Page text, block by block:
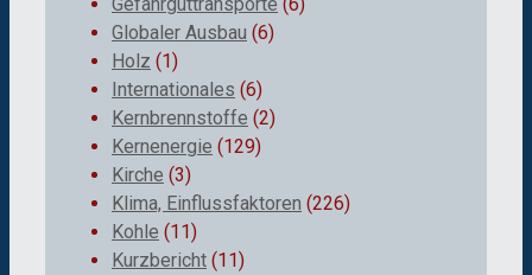
Globaler Ausbau (6)
Holz (1)
Internationales (6)
Kernbrennstoffe (2)
Kernenergie (129)
Kirche (3)
Klima, Einflussfaktoren (226)
Kohle (11)
Kurzbericht (11)